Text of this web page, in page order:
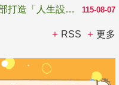
115-08-07
高齡不是終點而是夢想起點！教育部打造「人生設計夢工場」 參展第3屆高齡健康產業博覽會
RSS 更多